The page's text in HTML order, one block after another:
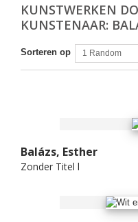
KUNSTWERKEN
KUNSTENAAR:
Sorteren op 1 Random
Balázs, Esther
Zonder Titel l